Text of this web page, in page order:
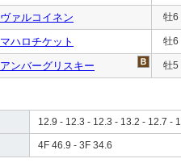
ヴァルコイネン 牡6
マハロチケット 牡6
アンバーグリスキー 牡5
12.9 - 12.3 - 12.3 - 13.2 - 12.7 -
4F 46.9 - 3F 34.6